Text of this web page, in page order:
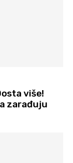
više!
zarađuju